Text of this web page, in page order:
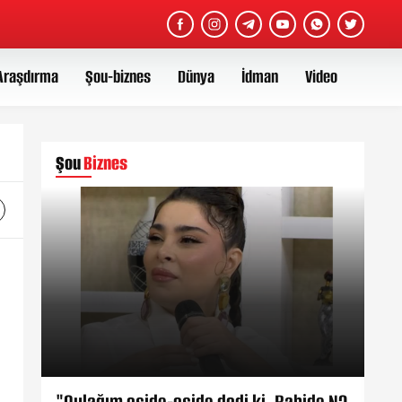
Şou-biznes Dünya İdman Video
ŞouBiznes